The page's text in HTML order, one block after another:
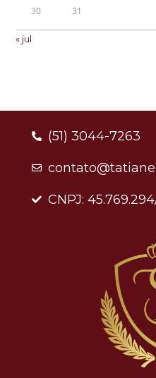
30 31
« jul
(51) 3044-7263
CNPJ: